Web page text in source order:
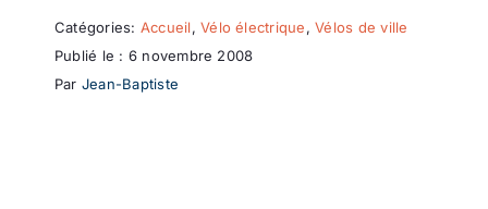
Catégories: Accueil,Vélo électrique,Vélos de ville
Publié le : 6 novembre 2008
Par Jean-Baptiste